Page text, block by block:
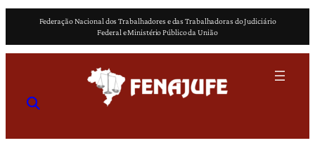
o
Federação Nacional dos Trabalhadores e das Trabalhadoras do Judiciário
Federal e Ministério Público da União